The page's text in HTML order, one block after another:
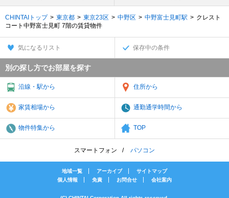
CHINTAIトップ 東京都 東京23区 中野区 中野富士見町駅
クレスト
コート中野富士見町 7階の賃貸物件
気になるリスト 保存中の条件
別の探し方でお部屋を探す
沿線・駅から 住所から
家賃相場から 通勤通学時間から
物件特集から TOP
スマートフォン パソコン
地域一覧 アーカイブ
サイトマップ
個人情報
免責 お問合せ 会社案内